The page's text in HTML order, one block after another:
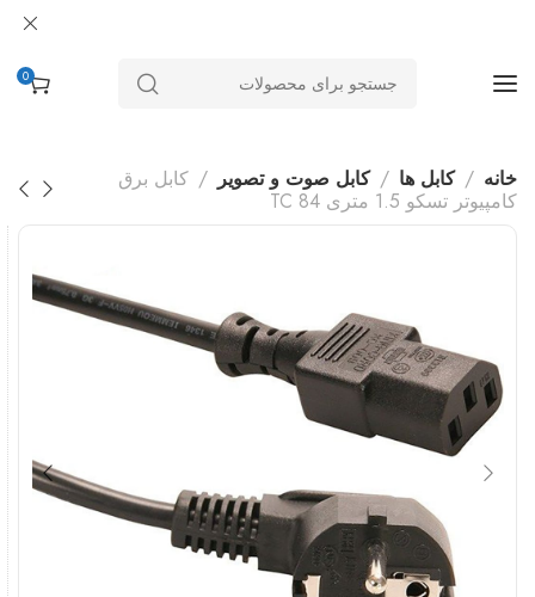
0
خانه کابل ها کابل صوت و تصویر
کابل برق
کامپیوتر تسکو 1.5 متری TC 84